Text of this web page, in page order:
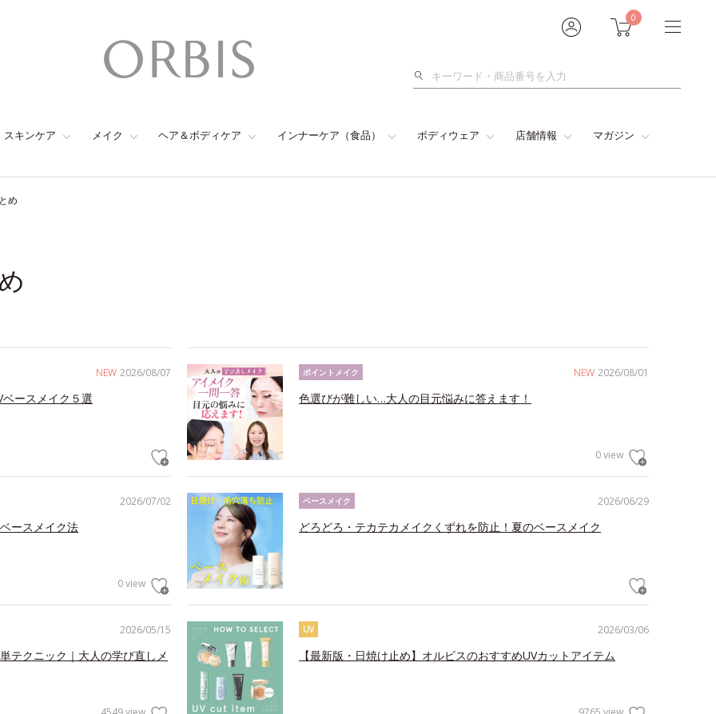
0
検
スキンケア メイク ヘア＆ボディケア インナーケア（食品） ボディウェア 店舗情報 マガジン
め
NEW 2026/08/07
ースメイク５選
NEW 2026/08/01
ポイントメイク
色選びが難しい…大人の目元悩みに答えます！
0 view
2026/07/02
ースメイク法
0 view
2026/06/29
ベースメイク
どろどろ・テカテカメイクくずれを防止！夏のベースメイク
2026/05/15
テクニック｜大人の学び直しメ
2026/03/06
UV
【最新版・日焼け止め】オルビスのおすすめUVカットアイテム